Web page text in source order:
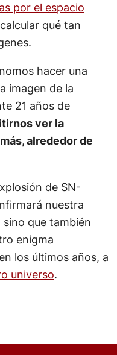
por el espacio
qué tan
hacer una
imagen de la
21 años de
ver la
alrededor de
de SN-
nuestra
que también
enigma
los últimos años, a
universo.